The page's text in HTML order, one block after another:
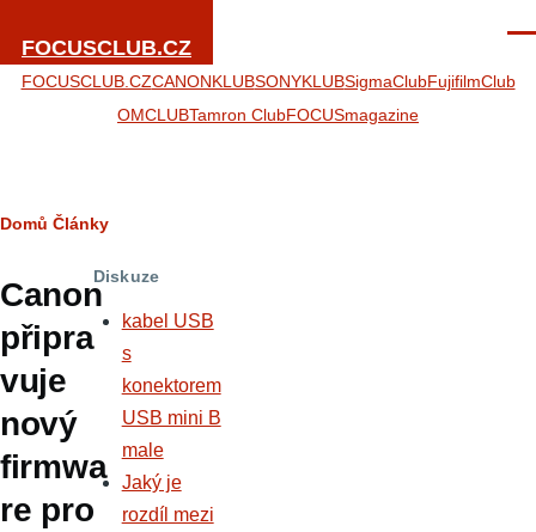
FOCUSCLUB.CZ
FOCUSCLUB.CZCANONKLUBSONYKLUBSigmaClubFujifilmClub
OMCLUBTamron ClubFOCUSmagazine
Drobečková
navigace
Domů Články
Canon
připra
vuje
nový
firmwa
re pro
Diskuze
kabel USB
s
konektorem
USB mini B
male
Jaký je
rozdíl mezi